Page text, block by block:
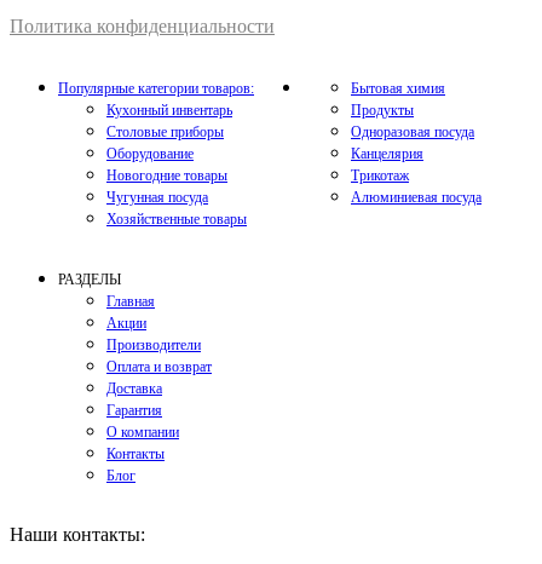
Политика конфиденциальности
Популярные категории товаров:
Кухонный инвентарь
Столовые приборы
Оборудование
Новогодние товары
Чугунная посуда
Хозяйственные товары
Бытовая химия
Продукты
Одноразовая посуда
Канцелярия
Трикотаж
Алюминиевая посуда
РАЗДЕЛЫ
Главная
Акции
Производители
Оплата и возврат
Доставка
Гарантия
О компании
Контакты
Блог
Наши контакты: